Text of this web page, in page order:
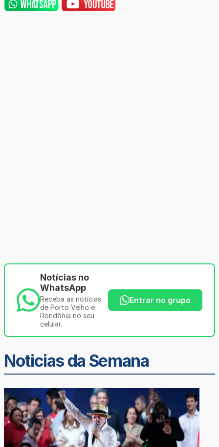
Notícias no
WhatsApp
Receba as notícias
de Porto Velho e
Rondônia no seu
celular.
Entrar no grupo
Noticias da Semana